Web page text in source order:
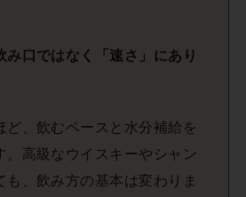
み口ではなく「速さ」にあり
ど、飲むペースと水分補給を
。高級なウイスキーやシャン
も、飲み方の基本は変わりま